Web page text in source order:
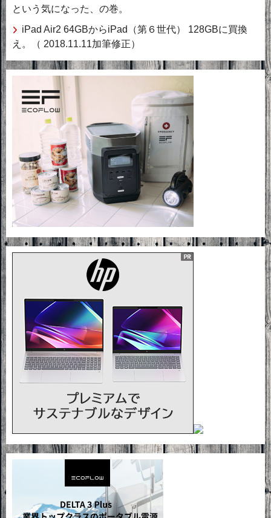
という気になった、の巻。
iPad Air2 64GBからiPad（第６世代） 128GBに買換
え。（ 2018.11.11加筆修正）